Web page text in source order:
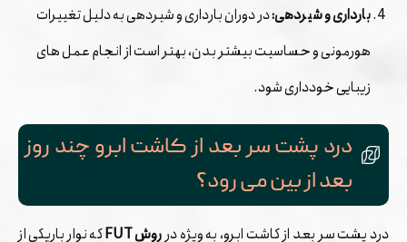
بارداری و شیردهی:در دوران بارداری و شیردهی به دلیل تغییرات
هورمونی و حساسیت بیشتر بدن، بهتر است از انجام عمل ‌های
زیبایی خودداری شود.
درد پشت سر بعد از کاشت ابرو چند روز
بعد از بین می رود؟
درد پشت سر بعد از کاشت ابرو، به ویژه درروش FUT که نوار باریکی از